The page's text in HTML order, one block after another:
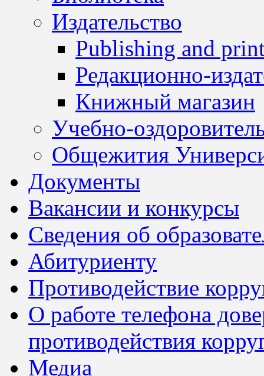
Издательство
Publishing and
Редакционно-
Книжный магазин
Учебно-
Общежития
Документы
Вакансии и конкурсы
Сведения об
Абитуриенту
Противодействие
О работе телефона
противодействия
Медиа